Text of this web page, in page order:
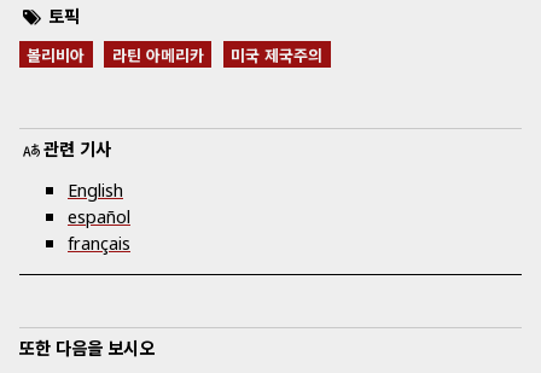
토픽
볼리비아 라틴 아메리카 미국 제국주의
관련 기사
English
español
français
또한 다음을 보시오